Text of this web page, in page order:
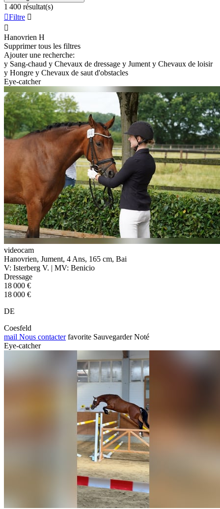
1 400 résultat(s)
Filtre 

Hanovrien H
Supprimer tous les filtres
Ajouter une recherche:
y Sang-chaud y Chevaux de dressage y Jument y Chevaux de loisir
y Hongre y Chevaux de saut d'obstacles
Eye-catcher
videocam
Hanovrien, Jument, 4 Ans, 165 cm, Bai
V: Isterberg V. | MV: Benicio
Dressage
18 000 €
18 000 €
DE
Coesfeld
mail Nous contacter favorite Sauvegarder Noté
Eye-catcher